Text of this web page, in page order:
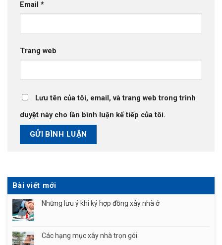
Email *
Trang web
Lưu tên của tôi, email, và trang web trong trình
duyệt này cho lần bình luận kế tiếp của tôi.
Bài viết mới
Những lưu ý khi ký hợp đồng xây nhà ở
Các hạng mục xây nhà trọn gói